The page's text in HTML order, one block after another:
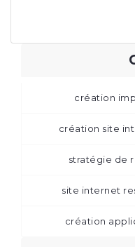
création
création site
stratégie de
site internet
création